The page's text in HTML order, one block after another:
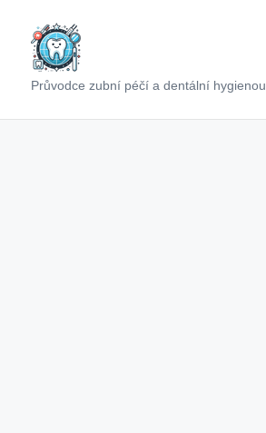
contentPrůvodce zubní péčí a dentální hygienou